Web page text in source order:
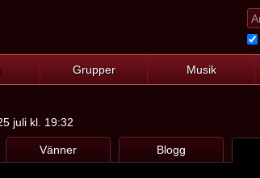
Grupper Musik
juli kl. 19:32
Vänner Blogg